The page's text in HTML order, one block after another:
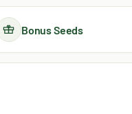
Bonus Seeds